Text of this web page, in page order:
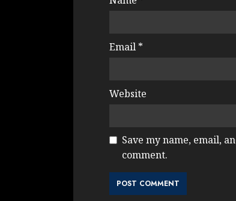
Email *
Website
Save my name, email,
comment.